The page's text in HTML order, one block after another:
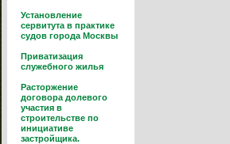
Установление
сервитута в практике
судов города Москвы
Приватизация
служебного жилья
Расторжение
договора долевого
участия в
строительстве по
инициативе
застройщика.